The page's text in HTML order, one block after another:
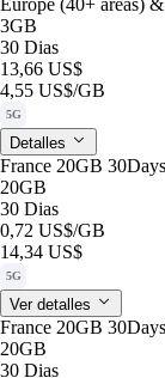
3GB
30 Dias
13,66 US$
4,55 US$/GB
5G
Detalles
France 20GB 30Days
20GB
30 Dias
0,72 US$/GB
14,34 US$
5G
Ver detalles
France 20GB 30Days
20GB
30 Dias